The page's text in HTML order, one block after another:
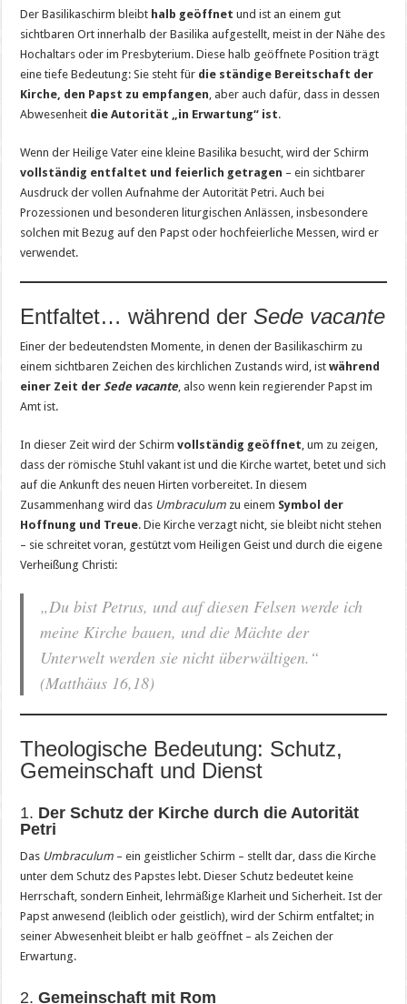
Der Basilikaschirm bleibt halb geöffnet und ist an einem gut
sichtbaren Ort innerhalb der Basilika aufgestellt, meist in der Nähe des
Hochaltars oder im Presbyterium. Diese halb geöffnete Position trägt
eine tiefe Bedeutung: Sie steht für die ständige Bereitschaft der
Kirche, den Papst zu empfangen, aber auch dafür, dass in dessen
Abwesenheit die Autorität „in Erwartung“ ist.
Wenn der Heilige Vater eine kleine Basilika besucht, wird der Schirm
vollständig entfaltet und feierlich getragen – ein sichtbarer
Ausdruck der vollen Aufnahme der Autorität Petri. Auch bei
Prozessionen und besonderen liturgischen Anlässen, insbesondere
solchen mit Bezug auf den Papst oder hochfeierliche Messen, wird er
verwendet.
Entfaltet… während derSede vacante
Einer der bedeutendsten Momente, in denen der Basilikaschirm zu
einem sichtbaren Zeichen des kirchlichen Zustands wird, istwährend
einer Zeit derSede vacante, also wenn kein regierender Papst im
Amt ist.
In dieser Zeit wird der Schirmvollständig geöffnet, um zu zeigen,
dass der römische Stuhl vakant ist und die Kirche wartet, betet und sich
auf die Ankunft des neuen Hirten vorbereitet. In diesem
Zusammenhang wird das Umbraculum zu einem Symbol der
Hoffnung und Treue. Die Kirche verzagt nicht, sie bleibt nicht stehen
– sie schreitet voran, gestützt vom Heiligen Geist und durch die eigene
Verheißung Christi:
„Du bist Petrus, und auf diesen Felsen werde ich
meine Kirche bauen, und die Mächte der
Unterwelt werden sie nicht überwältigen.“
(Matthäus 16,18)
Theologische Bedeutung: Schutz,
Gemeinschaft und Dienst
1. Der Schutz der Kirche durch die Autorität
Petri
Das Umbraculum – ein geistlicher Schirm – stellt dar, dass die Kirche
unter dem Schutz des Papstes lebt. Dieser Schutz bedeutet keine
Herrschaft, sondern Einheit, lehrmäßige Klarheit und Sicherheit. Ist der
Papst anwesend (leiblich oder geistlich), wird der Schirm entfaltet; in
seiner Abwesenheit bleibt er halb geöffnet – als Zeichen der
Erwartung.
2.Gemeinschaft mit Rom